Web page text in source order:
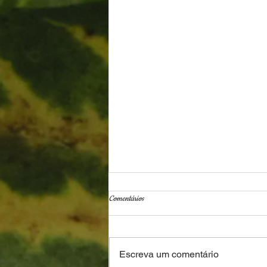
Comentários
Escreva um comentário